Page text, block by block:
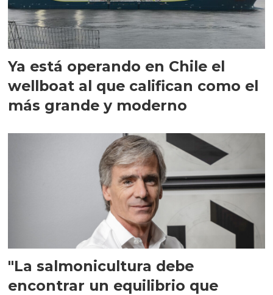
Ya está operando en Chile el
wellboat al que califican como el
más grande y moderno
"La salmonicultura debe
encontrar un equilibrio que